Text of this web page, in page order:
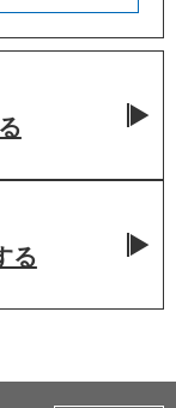
る